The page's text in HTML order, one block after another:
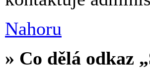
Nahoru
» Co dělá odkaz